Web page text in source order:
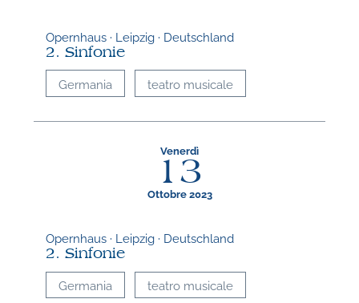
Opernhaus · Leipzig · Deutschland
2. Sinfonie
Germania teatro musicale
Venerdì
13
Ottobre 2023
Opernhaus · Leipzig · Deutschland
2. Sinfonie
Germania teatro musicale